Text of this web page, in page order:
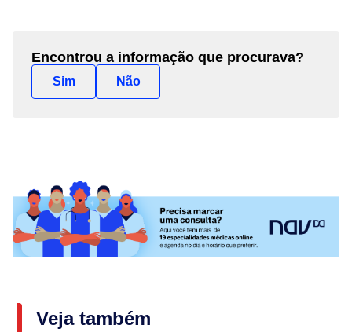
Encontrou a informação que procurava?
Sim Não
Veja também